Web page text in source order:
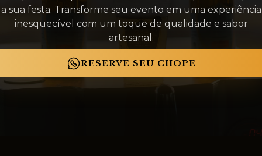
a sua festa. Transforme seu evento em uma experiência
inesquecível com um toque de qualidade e sabor
artesanal.
RESERVE SEU CHOPE